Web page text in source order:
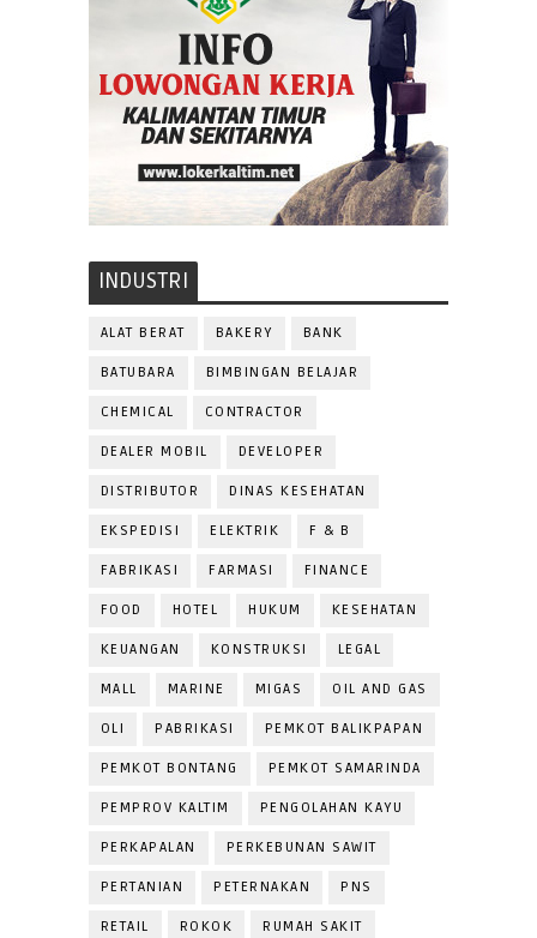
INDUSTRI
ALAT BERAT BAKERY BANK
BATUBARA BIMBINGAN BELAJAR
CHEMICAL CONTRACTOR
DEALER MOBIL DEVELOPER
DISTRIBUTOR DINAS KESEHATAN
EKSPEDISI ELEKTRIK F & B
FABRIKASI FARMASI FINANCE
FOOD HOTEL HUKUM KESEHATAN
KEUANGAN KONSTRUKSI LEGAL
MALL MARINE MIGAS OIL AND GAS
OLI PABRIKASI PEMKOT BALIKPAPAN
PEMKOT BONTANG PEMKOT SAMARINDA
PEMPROV KALTIM PENGOLAHAN KAYU
PERKAPALAN PERKEBUNAN SAWIT
PERTANIAN PETERNAKAN PNS
RETAIL ROKOK RUMAH SAKIT